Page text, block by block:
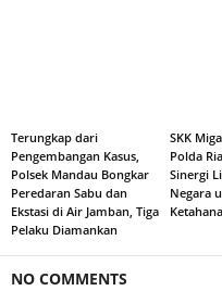
Terungkap dari
Pengembangan Kasus,
Polsek Mandau Bongkar
Peredaran Sabu dan
Ekstasi di Air Jamban, Tiga
Pelaku Diamankan
SKK
Polda
Sinergi
Negara
NO COMMENTS